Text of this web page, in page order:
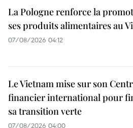
La Pologne renforce la
ses produits alimentaires au
07/08/2026 04:12
Le Vietnam mise sur son
financier international pour
sa transition verte
07/08/2026 04:00